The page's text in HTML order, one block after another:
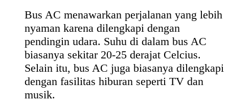
Bus AC menawarkan perjalanan yang lebih
nyaman karena dilengkapi dengan
pendingin udara. Suhu di dalam bus AC
biasanya sekitar 20-25 derajat Celcius.
Selain itu, bus AC juga biasanya dilengkapi
dengan fasilitas hiburan seperti TV dan
musik.